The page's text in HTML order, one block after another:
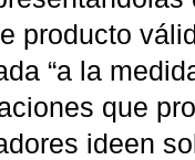
producto
“a la
que
ideen